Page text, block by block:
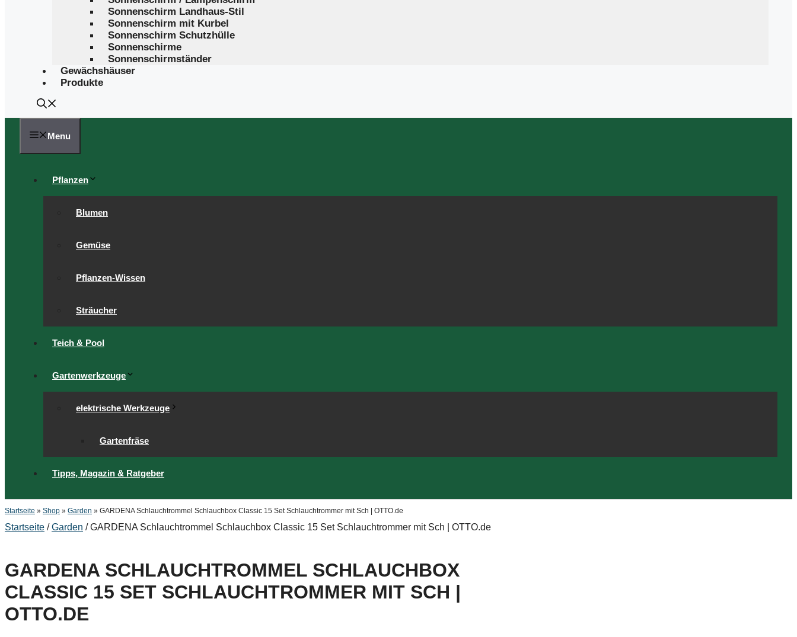
Sonnenschirm Landhaus-Stil
Sonnenschirm mit Kurbel
Sonnenschirm Schutzhülle
Sonnenschirme
Sonnenschirmständer
Gewächshäuser
Produkte
Menu
Pflanzen
Blumen
Gemüse
Pflanzen-Wissen
Sträucher
Teich & Pool
Gartenwerkzeuge
elektrische Werkzeuge
Gartenfräse
Tipps, Magazin & Ratgeber
Startseite » Shop » Garden » GARDENA Schlauchtrommel Schlauchbox Classic 15 Set Schlauchtrommer mit Sch | OTTO.de
Startseite /Garden / GARDENA Schlauchtrommel Schlauchbox Classic 15 Set Schlauchtrommer mit Sch | OTTO.de
GARDENA SCHLAUCHTROMMEL SCHLAUCHBOX
CLASSIC 15 SET SCHLAUCHTROMMER MIT SCH |
OTTO.DE